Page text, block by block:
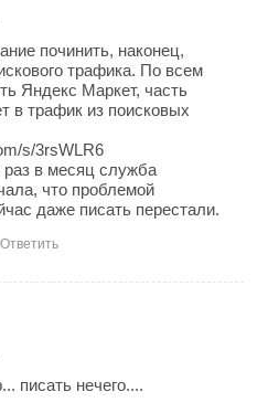
починить, наконец,
трафика. По всем
Яндекс Маркет, часть
в трафик из поисковых
s/3rsWLR6
в месяц служба
что проблемой
даже писать перестали.
Ответить
писать нечего....